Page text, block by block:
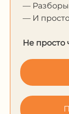
— Разборы
— И
Не просто